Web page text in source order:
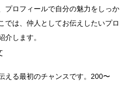
プロフィールで自分の魅力をしっか
では、仲人としてお伝えしたいプロ
介します。
える最初のチャンスです。200〜